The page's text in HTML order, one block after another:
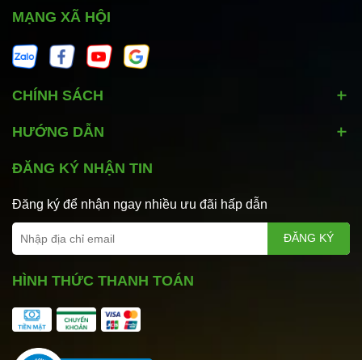
MẠNG XÃ HỘI
CHÍNH SÁCH
HƯỚNG DẪN
ĐĂNG KÝ NHẬN TIN
Đăng ký để nhận ngay nhiều ưu đãi hấp dẫn
ĐĂNG KÝ
HÌNH THỨC THANH TOÁN